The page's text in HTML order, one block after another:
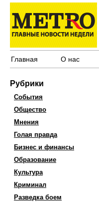
Главная О нас
Рубрики
События
Общество
Мнения
Голая правда
Бизнес и финансы
Образование
Культура
Криминал
Разведка боем